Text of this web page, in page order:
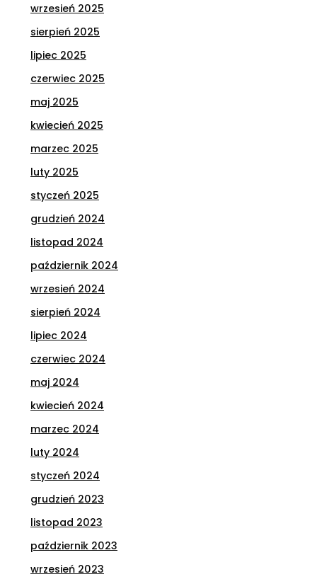
wrzesień 2025
sierpień 2025
lipiec 2025
czerwiec 2025
maj 2025
kwiecień 2025
marzec 2025
luty 2025
styczeń 2025
grudzień 2024
listopad 2024
październik 2024
wrzesień 2024
sierpień 2024
lipiec 2024
czerwiec 2024
maj 2024
kwiecień 2024
marzec 2024
luty 2024
styczeń 2024
grudzień 2023
listopad 2023
październik 2023
wrzesień 2023